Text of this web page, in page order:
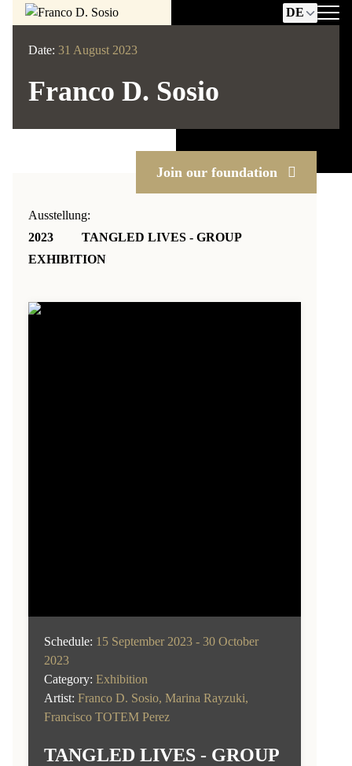
Date: 31 August 2023
Franco D. Sosio
Join our foundation
Ausstellung:
2023 TANGLED LIVES - GROUP
EXHIBITION
Schedule: 15 September 2023 - 30 October
2023
Category: Exhibition
Artist: Franco D. Sosio, Marina Rayzuki,
Francisco TOTEM Perez
TANGLED LIVES - GROUP